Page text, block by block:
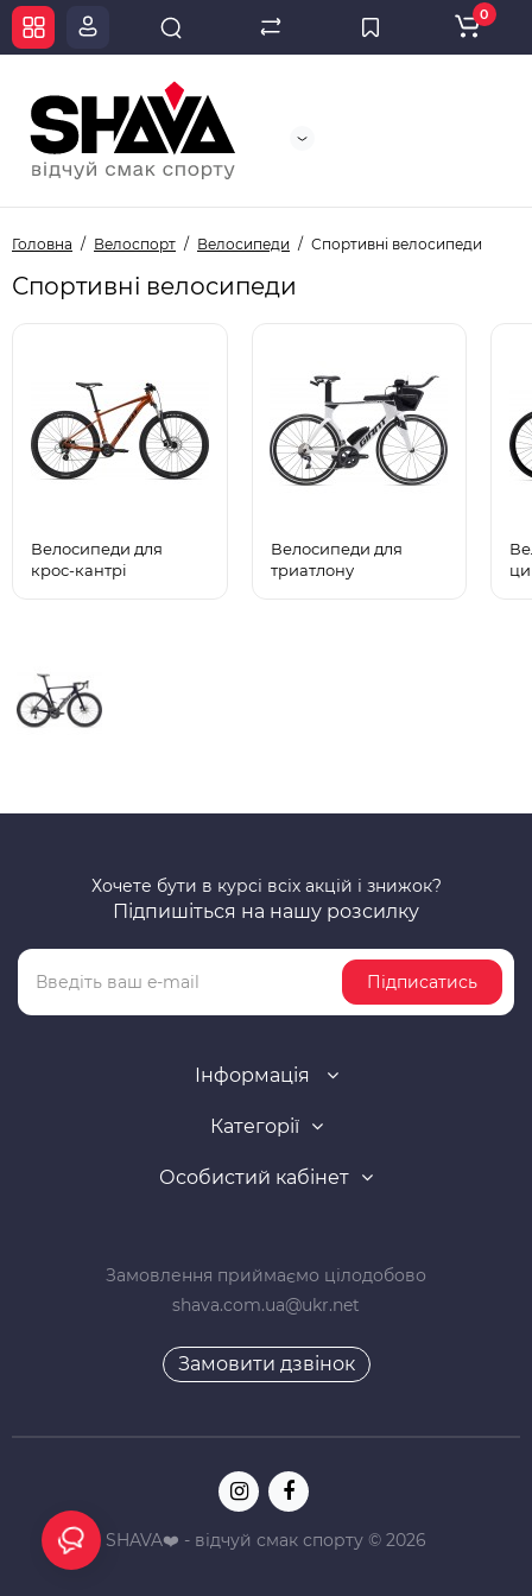
0
Головна Велоспорт Велосипеди Спортивні велосипеди
Спортивні велосипеди
Велосипеди для
крос-кантрі
Велосипеди для
триатлону
Хочете бути в курсі всіх акцій і знижок?
Підпишіться на нашу розсилку
Підписатись
Інформація
Категорії
Особистий кабінет
Замовлення приймаємо цілодобово
shava.com.ua@ukr.net
Замовити дзвінок
SHAVA❤️ - відчуй смак спорту © 2026